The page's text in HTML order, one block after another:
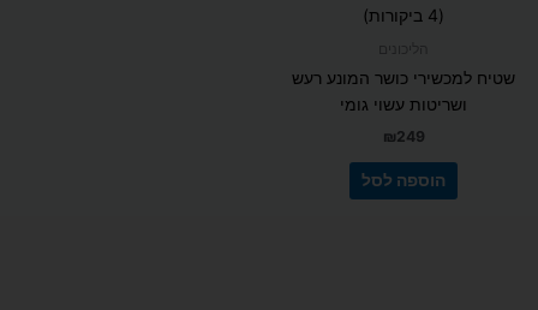
5.00
(4 ביקורות)
שטיח למכשירי כושר המונע רעש
ושריטות עשוי גומי
₪249
הוספה לסל